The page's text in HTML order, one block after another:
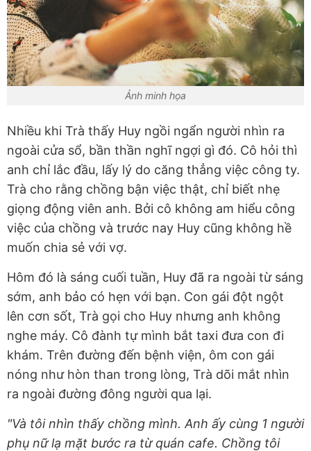
Ảnh minh họa
Nhiều khi Trà thấy Huy ngồi ngẩn người nhìn ra
ngoài cửa sổ, bần thần nghĩ ngợi gì đó. Cô hỏi thì
anh chỉ lắc đầu, lấy lý do căng thẳng việc công ty.
Trà cho rằng chồng bận việc thật, chỉ biết nhẹ
giọng động viên anh. Bởi cô không am hiểu công
việc của chồng và trước nay Huy cũng không hề
muốn chia sẻ với vợ.
Hôm đó là sáng cuối tuần, Huy đã ra ngoài từ sáng
sớm, anh bảo có hẹn với bạn. Con gái đột ngột
lên cơn sốt, Trà gọi cho Huy nhưng anh không
nghe máy. Cô đành tự mình bắt taxi đưa con đi
khám. Trên đường đến bệnh viện, ôm con gái
nóng như hòn than trong lòng, Trà dõi mắt nhìn
ra ngoài đường đông người qua lại.
"Và tôi nhìn thấy chồng mình. Anh ấy cùng 1 người
phụ nữ lạ mặt bước ra từ quán cafe. Chồng tôi